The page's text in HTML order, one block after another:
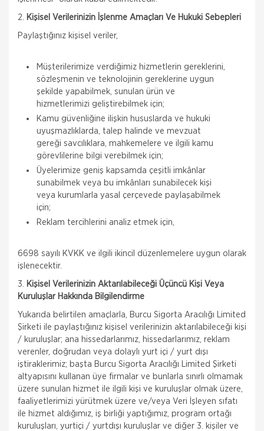
2. Kişisel Verilerinizin İşlenme Amaçları Ve Hukuki Sebepleri
Paylaştığınız kişisel veriler,
Müşterilerimize verdiğimiz hizmetlerin gereklerini,
sözleşmenin ve teknolojinin gereklerine uygun
şekilde yapabilmek, sunulan ürün ve
hizmetlerimizi geliştirebilmek için;
Kamu güvenliğine ilişkin hususlarda ve hukuki
uyuşmazlıklarda, talep halinde ve mevzuat
gereği savcılıklara, mahkemelere ve ilgili kamu
görevlilerine bilgi verebilmek için;
Üyelerimize geniş kapsamda çeşitli imkânlar
sunabilmek veya bu imkânları sunabilecek kişi
veya kurumlarla yasal çerçevede paylaşabilmek
için;
Reklam tercihlerini analiz etmek için,
6698 sayılı KVKK ve ilgili ikincil düzenlemelere uygun olarak
işlenecektir.
3. Kişisel Verilerinizin Aktarılabileceği Üçüncü Kişi Veya
Kuruluşlar Hakkında Bilgilendirme
Yukarıda belirtilen amaçlarla, Burcu Sigorta Aracılığı Limited
Şirketi ile paylaştığınız kişisel verilerinizin aktarılabileceği kişi
/ kuruluşlar; ana hissedarlarımız, hissedarlarımız, reklam
verenler, doğrudan veya dolaylı yurt içi / yurt dışı
iştiraklerimiz; başta Burcu Sigorta Aracılığı Limited Şirketi
altyapısını kullanan üye firmalar ve bunlarla sınırlı olmamak
üzere sunulan hizmet ile ilgili kişi ve kuruluşlar olmak üzere,
faaliyetlerimizi yürütmek üzere ve/veya Veri İşleyen sıfatı
ile hizmet aldığımız, iş birliği yaptığımız, program ortağı
kuruluşları, yurtiçi / yurtdışı kuruluşlar ve diğer 3. kişiler ve